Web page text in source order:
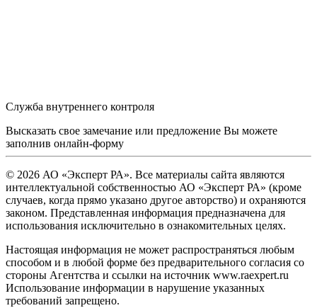
Служба внутреннего контроля
Высказать свое замечание или предложение Вы можете
заполнив онлайн-форму
© 2026 АО «Эксперт РА». Все материалы сайта являются
интеллектуальной собственностью АО «Эксперт РА» (кроме
случаев, когда прямо указано другое авторство) и охраняются
законом. Представленная информация предназначена для
использования исключительно в ознакомительных целях.
Настоящая информация не может распространяться любым
способом и в любой форме без предварительного согласия со
стороны Агентства и ссылки на источник www.raexpert.ru
Использование информации в нарушение указанных
требований запрещено.